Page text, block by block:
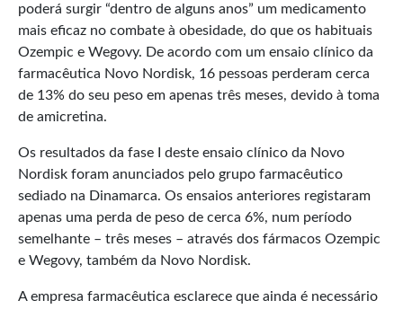
poderá surgir “dentro de alguns anos” um medicamento
mais eficaz no combate à obesidade, do que os habituais
Ozempic e Wegovy. De acordo com um ensaio clínico da
farmacêutica Novo Nordisk, 16 pessoas perderam cerca
de 13% do seu peso em apenas três meses, devido à toma
de amicretina.
Os resultados da fase I deste ensaio clínico da Novo
Nordisk foram anunciados pelo grupo farmacêutico
sediado na Dinamarca. Os ensaios anteriores registaram
apenas uma perda de peso de cerca 6%, num período
semelhante – três meses – através dos fármacos Ozempic
e Wegovy, também da Novo Nordisk.
A empresa farmacêutica esclarece que ainda é necessário